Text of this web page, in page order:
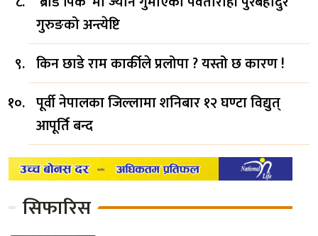
गुरुङको अन्त्येष्टि
किन छाडे राम कार्कीले प्रलोपा ? यस्तो छ कारण !
पूर्वी नेपालका जिल्लामा शनिबार १२ घण्टा विद्युत्
आपूर्ति बन्द
सिफारिस